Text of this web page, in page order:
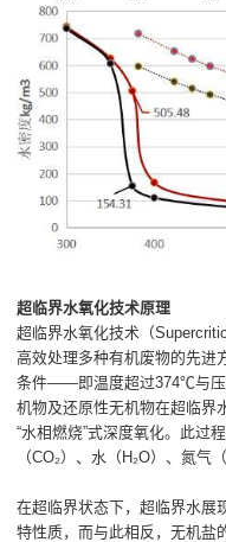
超临界水氧化技术原理
超临界水氧化技术（
高效处理多种有机废物的先进
条件——即温度超过374℃与压
机物及还原性无机物在超临界
“水相燃烧”式深度氧化。此过
（CO₂）、水（H₂O）、氮气
在超临界状态下，超临界水展
特性质，而与此相反，无机盐